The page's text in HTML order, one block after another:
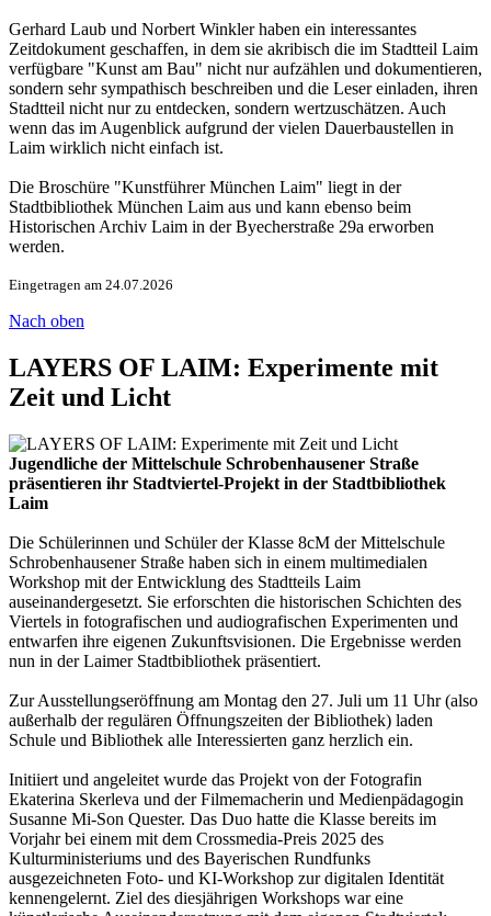
Gerhard Laub und Norbert Winkler haben ein interessantes
Zeitdokument geschaffen, in dem sie akribisch die im Stadtteil Laim
verfügbare "Kunst am Bau" nicht nur aufzählen und dokumentieren,
sondern sehr sympathisch beschreiben und die Leser einladen, ihren
Stadtteil nicht nur zu entdecken, sondern wertzuschätzen. Auch
wenn das im Augenblick aufgrund der vielen Dauerbaustellen in
Laim wirklich nicht einfach ist.
Die Broschüre "Kunstführer München Laim" liegt in der
Stadtbibliothek München Laim aus und kann ebenso beim
Historischen Archiv Laim in der Byecherstraße 29a erworben
werden.
Eingetragen am 24.07.2026
Nach oben
LAYERS OF LAIM: Experimente mit
Zeit und Licht
Jugendliche der Mittelschule Schrobenhausener Straße
präsentieren ihr Stadtviertel-Projekt in der Stadtbibliothek
Laim
Die Schülerinnen und Schüler der Klasse 8cM der Mittelschule
Schrobenhausener Straße haben sich in einem multimedialen
Workshop mit der Entwicklung des Stadtteils Laim
auseinandergesetzt. Sie erforschten die historischen Schichten des
Viertels in fotografischen und audiografischen Experimenten und
entwarfen ihre eigenen Zukunftsvisionen. Die Ergebnisse werden
nun in der Laimer Stadtbibliothek präsentiert.
Zur Ausstellungseröffnung am Montag den 27. Juli um 11 Uhr (also
außerhalb der regulären Öffnungszeiten der Bibliothek) laden
Schule und Bibliothek alle Interessierten ganz herzlich ein.
Initiiert und angeleitet wurde das Projekt von der Fotografin
Ekaterina Skerleva und der Filmemacherin und Medienpädagogin
Susanne Mi-Son Quester. Das Duo hatte die Klasse bereits im
Vorjahr bei einem mit dem Crossmedia-Preis 2025 des
Kulturministeriums und des Bayerischen Rundfunks
ausgezeichneten Foto- und KI-Workshop zur digitalen Identität
kennengelernt. Ziel des diesjährigen Workshops war eine